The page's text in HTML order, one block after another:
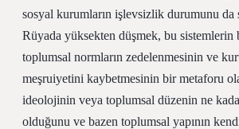
sosyal kurumların işlevsizlik durumunu
Rüyada yüksekten düşmek, bu sistemlerin
toplumsal normların zedelenmesinin ve
meşruiyetini kaybetmesinin bir metaforu
ideolojinin veya toplumsal düzenin ne
olduğunu ve bazen toplumsal yapının